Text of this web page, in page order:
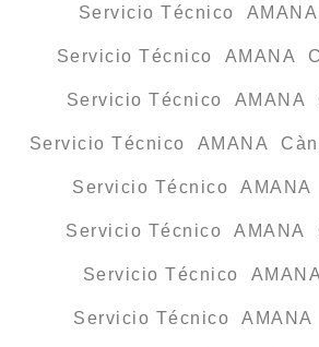
Servicio Técnico
Servicio Técnico AMANA
Servicio Técnico AMANA
Servicio Técnico AMANA
Servicio Técnico
Servicio Técnico AMANA
Servicio Técnico
Servicio Técnico AMANA